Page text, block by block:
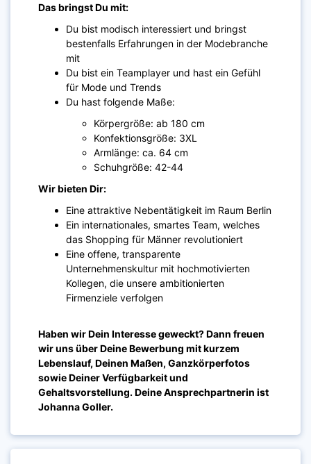
Das bringst Du mit:
Du bist modisch interessiert und bringst
bestenfalls Erfahrungen in der Modebranche
mit
Du bist ein Teamplayer und hast ein Gefühl
für Mode und Trends
Du hast folgende Maße:
Körpergröße: ab 180 cm
Konfektionsgröße: 3XL
Armlänge: ca. 64 cm
Schuhgröße: 42-44
Wir bieten Dir:
Eine attraktive Nebentätigkeit im Raum Berlin
Ein internationales, smartes Team, welches
das Shopping für Männer revolutioniert
Eine offene, transparente
Unternehmenskultur mit hochmotivierten
Kollegen, die unsere ambitionierten
Firmenziele verfolgen
Haben wir Dein Interesse geweckt? Dann freuen
wir uns über Deine Bewerbung mit kurzem
Lebenslauf, Deinen Maßen, Ganzkörperfotos
sowie Deiner Verfügbarkeit und
Gehaltsvorstellung. Deine Ansprechpartnerin ist
Johanna Goller.